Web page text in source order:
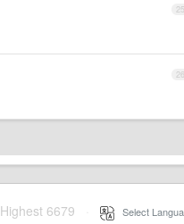
25
26
Highest 6679 Select